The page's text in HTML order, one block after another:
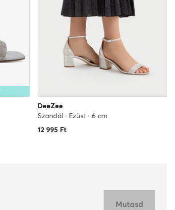
DeeZee
Szandál · Ezüst · 6 cm
12 995 Ft
Mutasd